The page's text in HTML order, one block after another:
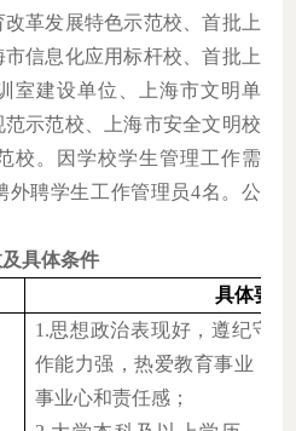
革发展特色示范校、首批上
信息化应用标杆校、首批上
室建设单位、上海市文明单
示范校、上海市安全文明校
校。因学校学生管理工作需
外聘学生工作管理员4名。公
具体条件
具体要求
1.思想政治表现好，遵纪守
作能力强，热爱教育事业，
事业心和责任感；